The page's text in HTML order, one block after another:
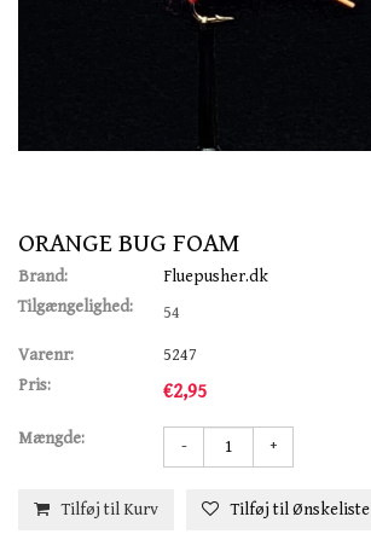
ORANGE BUG FOAM
Brand:
Fluepusher.dk
Tilgængelighed:
54
Varenr:
5247
Pris:
€2,95
Mængde: - +
Tilføj til Kurv Tilføj til Ønskeliste